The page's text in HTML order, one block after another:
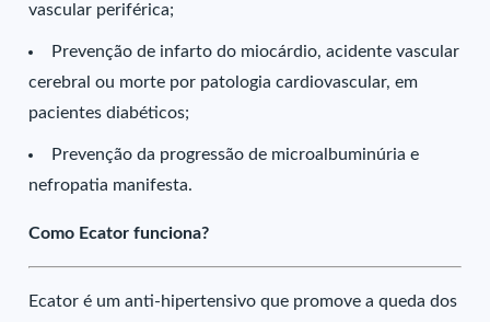
vascular periférica;
Prevenção de infarto do miocárdio, acidente vascular
cerebral ou morte por patologia cardiovascular, em
pacientes diabéticos;
Prevenção da progressão de microalbuminúria e
nefropatia manifesta.
Como Ecator funciona?
Ecator é um anti-hipertensivo que promove a queda dos